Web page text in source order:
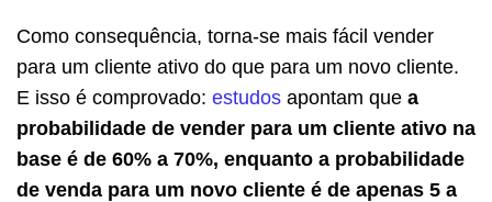
Como consequência, torna-se mais fácil vender
para um cliente ativo do que para um novo cliente.
E isso é comprovado: estudos apontam que a
probabilidade de vender para um cliente ativo na
base é de 60% a 70%, enquanto a probabilidade
de venda para um novo cliente é de apenas 5 a